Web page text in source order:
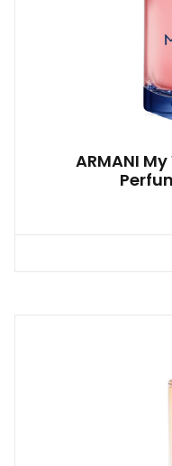
ARMANI